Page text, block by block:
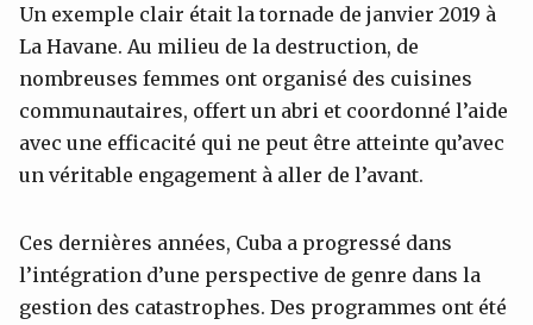
Un exemple clair était la tornade de janvier 2019 à
La Havane. Au milieu de la destruction, de
nombreuses femmes ont organisé des cuisines
communautaires, offert un abri et coordonné l’aide
avec une efficacité qui ne peut être atteinte qu’avec
un véritable engagement à aller de l’avant.
Ces dernières années, Cuba a progressé dans
l’intégration d’une perspective de genre dans la
gestion des catastrophes. Des programmes ont été